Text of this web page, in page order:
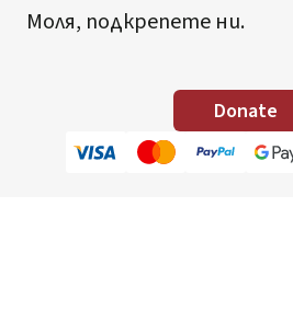
Моля, подкрепете ни.
Donate